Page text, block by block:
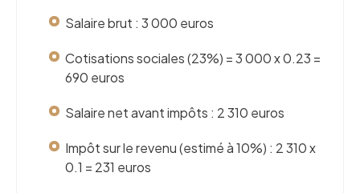
Salaire brut : 3 000 euros
Cotisations sociales (23%) = 3 000 x 0.23 =
690 euros
Salaire net avant impôts : 2 310 euros
Impôt sur le revenu (estimé à 10%) : 2 310 x
0.1 = 231 euros